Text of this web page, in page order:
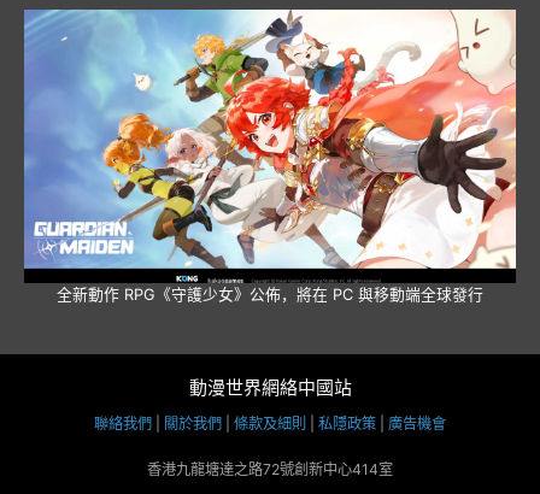
全新動作 RPG《守護少女》公佈，將在 PC 與移動端全球發行
動漫世界網絡中國站
聯絡我們 關於我們 條款及細則 私隱政策 廣告機會
香港九龍塘達之路72號創新中心414室